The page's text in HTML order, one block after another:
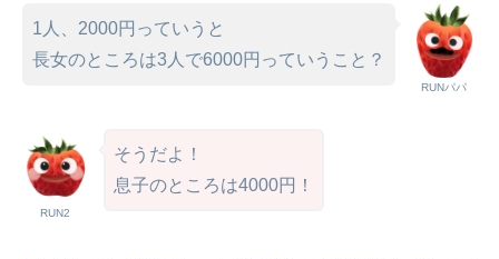
RUNパパ
1人、2000円っていうと
長女のところは3人で6000円っていうこと？
RUN2
そうだよ！
息子のところは4000円！